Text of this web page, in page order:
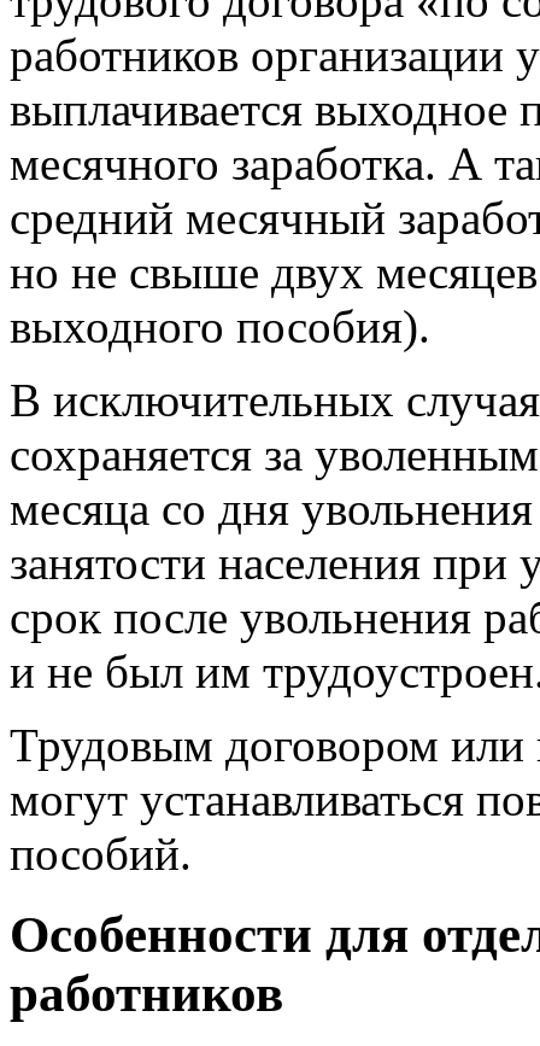
работников организации
выплачивается выходное
месячного заработка. А
средний месячный
но не свыше двух
выходного пособия).
В исключительных
сохраняется за
месяца со дня
занятости населения
срок после увольнения
и не был им
Трудовым договором или
могут устанавливаться
пособий.
Особенности для
работников